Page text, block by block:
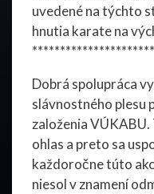
uvedené na týchto
hnutia karate na
Dobrá spolupráca
slávnostného plesu
založenia
ohlas a preto sa
každoročne túto
niesol v znamení